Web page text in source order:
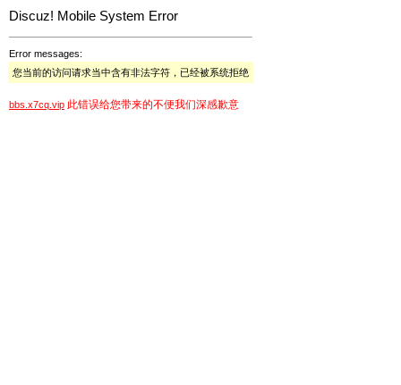
Discuz! Mobile System Error
Error messages:
您当前的访问请求当中含有非法字符，已经被系统拒绝
bbs.x7cq.vip 此错误给您带来的不便我们深感歉意